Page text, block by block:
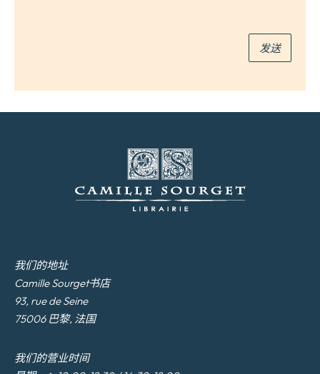
发送
我们的地址
Camille Sourget书店
93, rue de Seine
75006 巴黎, 法国
我们的营业时间